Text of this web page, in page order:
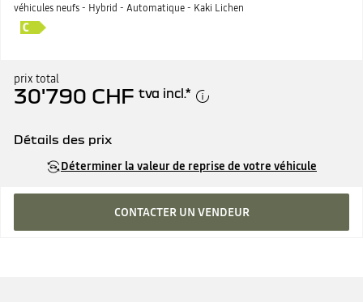
véhicules neufs - Hybrid - Automatique - Kaki Lichen
prix total
30'790 CHF tva incl.*
Détails des prix
Déterminer la valeur de reprise de votre véhicule
CONTACTER UN VENDEUR